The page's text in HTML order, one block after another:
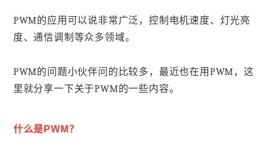
PWM的应用可以说非常广泛，控制电机速度、灯光亮
度、通信调制等众多领域。
PWM的问题小伙伴问的比较多，最近也在用PWM，这
里就分享一下关于PWM的一些内容。
什么是PWM？